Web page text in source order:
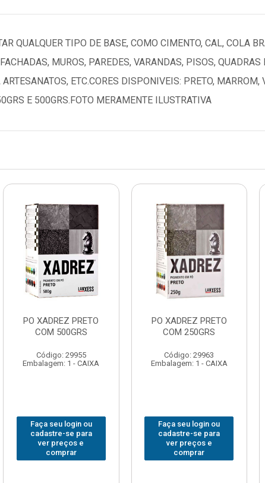
QUALQUER TIPO DE BASE, COMO CIMENTO, CAL, COLA
MUROS, PAREDES, VARANDAS, PISOS, QUADRAS
ETC.CORES DISPONIVEIS: PRETO, MARROM,
E 500GRS.FOTO MERAMENTE ILUSTRATIVA
PO XADREZ PRETO
COM 500GRS
Código: 29955
Embalagem: 1 - CAIXA
Faça seu login ou
cadastre-se para
ver preços e
comprar
PO XADREZ PRETO
COM 250GRS
Código: 29963
Embalagem: 1 - CAIXA
Faça seu login ou
cadastre-se para
ver preços e
comprar